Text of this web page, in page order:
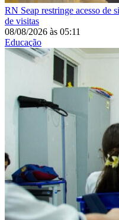
RN Seap restringe acesso de
de visitas
08/08/2026 às 05:11
Educação